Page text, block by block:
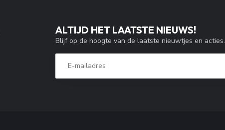
ALTIJD HET LAATSTE NIEUWS!
Blijf op de hoogte van de laatste nieuwtjes en acties.